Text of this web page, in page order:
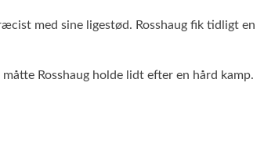
med sine ligestød. Rosshaug fik tidligt en
Rosshaug holde lidt efter en hård kamp.